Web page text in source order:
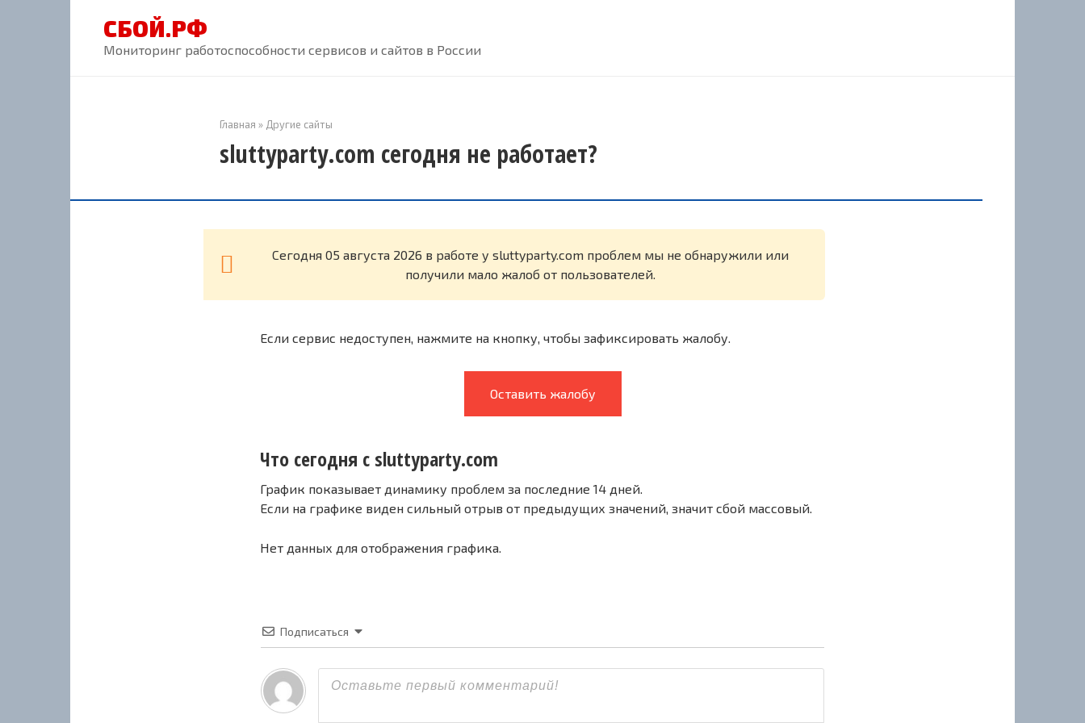
СБОЙ.РФ
Мониторинг работоспособности сервисов и сайтов в России
Главная » Другие сайты
sluttyparty.com сегодня не работает?
Cегодня 05 августа 2026 в работе у sluttyparty.com проблем мы не обнаружили или
получили мало жалоб от пользователей.
Если сервис недоступен, нажмите на кнопку, чтобы зафиксировать жалобу.
Оставить жалобу
Что сегодня с sluttyparty.com
График показывает динамику проблем за последние 14 дней.
Если на графике виден сильный отрыв от предыдущих значений, значит сбой массовый.
Нет данных для отображения графика.
Подписаться